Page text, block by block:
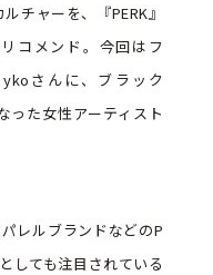
チャーを、『PERK』
リコメンド。今回はフ
さんに、ブラック
った女性アーティスト
レルブランドなどのP
しても注目されている